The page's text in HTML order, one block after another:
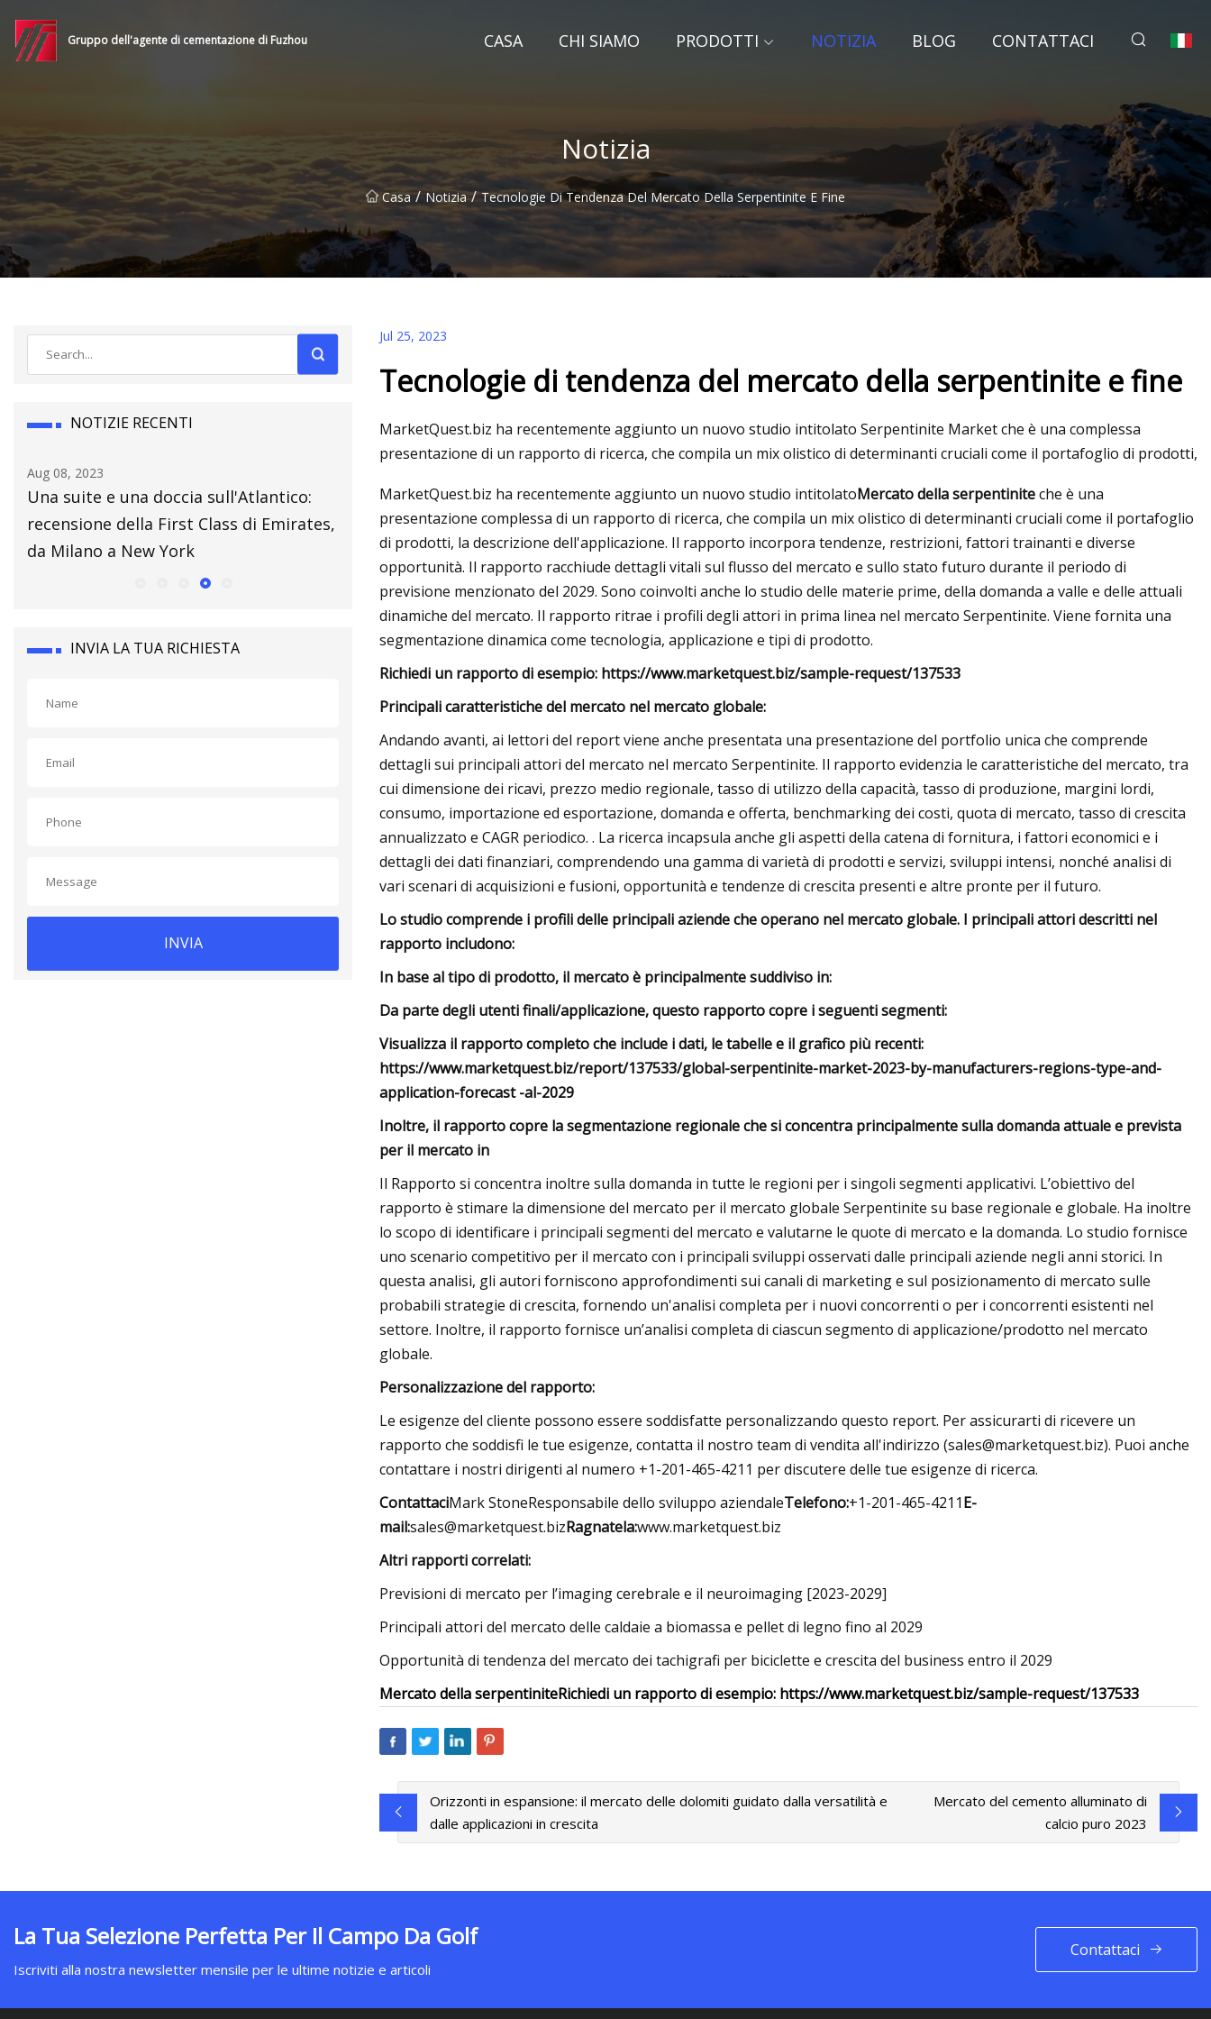
Gruppo dell'agente di cementazione di Fuzhou CASA CHI SIAMO PRODOTTI NOTIZIA BLOG CONTATTACI
Notizia
Casa / Notizia / Tecnologie Di Tendenza Del Mercato Della Serpentinite E Fine
NOTIZIE RECENTI
Aug 08, 2023
Una suite e una doccia sull'Atlantico:
recensione della First Class di Emirates,
da Milano a New York
Il riciclaggio delle batterie prende il
posto di guida
Chevrolet Silverado 1500 RST del 2024
INVIA LA TUA RICHIESTA
INVIA
Jul 25, 2023
Tecnologie di tendenza del mercato della serpentinite e fine
MarketQuest.biz ha recentemente aggiunto un nuovo studio intitolato Serpentinite Market che è una complessa
presentazione di un rapporto di ricerca, che compila un mix olistico di determinanti cruciali come il portafoglio di prodotti,
MarketQuest.biz ha recentemente aggiunto un nuovo studio intitolatoMercato della serpentiniteche è una
presentazione complessa di un rapporto di ricerca, che compila un mix olistico di determinanti cruciali come il portafoglio
di prodotti, la descrizione dell'applicazione. Il rapporto incorpora tendenze, restrizioni, fattori trainanti e diverse
opportunità. Il rapporto racchiude dettagli vitali sul flusso del mercato e sullo stato futuro durante il periodo di
previsione menzionato del 2029. Sono coinvolti anche lo studio delle materie prime, della domanda a valle e delle attuali
dinamiche del mercato. Il rapporto ritrae i profili degli attori in prima linea nel mercato Serpentinite. Viene fornita una
segmentazione dinamica come tecnologia, applicazione e tipi di prodotto.
Richiedi un rapporto di esempio: https://www.marketquest.biz/sample-request/137533
Principali caratteristiche del mercato nel mercato globale:
Andando avanti, ai lettori del report viene anche presentata una presentazione del portfolio unica che comprende
dettagli sui principali attori del mercato nel mercato Serpentinite. Il rapporto evidenzia le caratteristiche del mercato, tra
cui dimensione dei ricavi, prezzo medio regionale, tasso di utilizzo della capacità, tasso di produzione, margini lordi,
consumo, importazione ed esportazione, domanda e offerta, benchmarking dei costi, quota di mercato, tasso di crescita
annualizzato e CAGR periodico. . La ricerca incapsula anche gli aspetti della catena di fornitura, i fattori economici e i
dettagli dei dati finanziari, comprendendo una gamma di varietà di prodotti e servizi, sviluppi intensi, nonché analisi di
vari scenari di acquisizioni e fusioni, opportunità e tendenze di crescita presenti e altre pronte per il futuro.
Lo studio comprende i profili delle principali aziende che operano nel mercato globale. I principali attori descritti nel
rapporto includono:
In base al tipo di prodotto, il mercato è principalmente suddiviso in:
Da parte degli utenti finali/applicazione, questo rapporto copre i seguenti segmenti:
Visualizza il rapporto completo che include i dati, le tabelle e il grafico più recenti:
https://www.marketquest.biz/report/137533/global-serpentinite-market-2023-by-manufacturers-regions-type-and-
application-forecast -al-2029
Inoltre, il rapporto copre la segmentazione regionale che si concentra principalmente sulla domanda attuale e prevista
per il mercato in
Il Rapporto si concentra inoltre sulla domanda in tutte le regioni per i singoli segmenti applicativi. L’obiettivo del
rapporto è stimare la dimensione del mercato per il mercato globale Serpentinite su base regionale e globale. Ha inoltre
lo scopo di identificare i principali segmenti del mercato e valutarne le quote di mercato e la domanda. Lo studio fornisce
uno scenario competitivo per il mercato con i principali sviluppi osservati dalle principali aziende negli anni storici. In
questa analisi, gli autori forniscono approfondimenti sui canali di marketing e sul posizionamento di mercato sulle
probabili strategie di crescita, fornendo un'analisi completa per i nuovi concorrenti o per i concorrenti esistenti nel
settore. Inoltre, il rapporto fornisce un’analisi completa di ciascun segmento di applicazione/prodotto nel mercato
globale.
Personalizzazione del rapporto:
Le esigenze del cliente possono essere soddisfatte personalizzando questo report. Per assicurarti di ricevere un
rapporto che soddisfi le tue esigenze, contatta il nostro team di vendita all'indirizzo (sales@marketquest.biz). Puoi anche
contattare i nostri dirigenti al numero +1-201-465-4211 per discutere delle tue esigenze di ricerca.
ContattaciMark StoneResponsabile dello sviluppo aziendaleTelefono:+1-201-465-4211E-
mail:sales@marketquest.bizRagnatela:www.marketquest.biz
Altri rapporti correlati:
Previsioni di mercato per l’imaging cerebrale e il neuroimaging [2023-2029]
Principali attori del mercato delle caldaie a biomassa e pellet di legno fino al 2029
Opportunità di tendenza del mercato dei tachigrafi per biciclette e crescita del business entro il 2029
Mercato della serpentiniteRichiedi un rapporto di esempio: https://www.marketquest.biz/sample-request/137533
Orizzonti in espansione: il mercato delle dolomiti guidato dalla versatilità e
dalle applicazioni in crescita
Mercato del cemento alluminato di
calcio puro 2023
La Tua Selezione Perfetta Per Il Campo Da Golf
Iscriviti alla nostra newsletter mensile per le ultime notizie e articoli
Contattaci